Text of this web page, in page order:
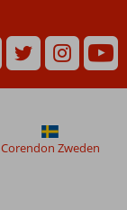
Corendon Zweden